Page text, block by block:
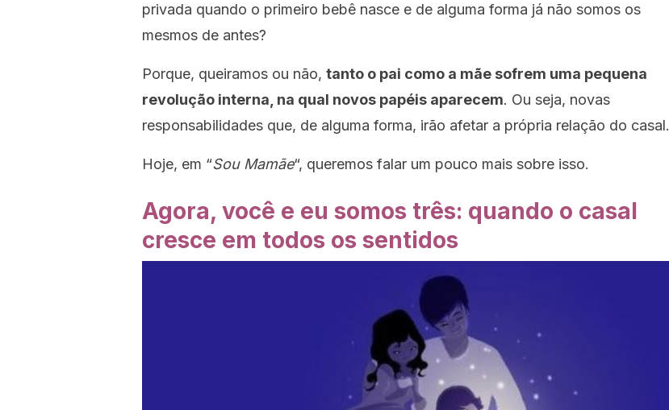
privada quando o primeiro bebê nasce e de alguma forma já não somos os
mesmos de antes?
Porque, queiramos ou não, tanto o pai como a mãe sofrem uma pequena
revolução interna, na qual novos papéis aparecem. Ou seja, novas
responsabilidades que, de alguma forma, irão afetar a própria relação do casal.
Hoje, em “Sou Mamãe“, queremos falar um pouco mais sobre isso.
Agora, você e eu somos três: quando o casal
cresce em todos os sentidos